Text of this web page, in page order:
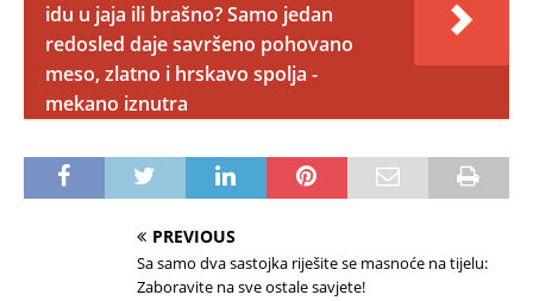
idu u jaja ili brašno? Samo jedan
redosled daje savršeno pohovano
meso, zlatno i hrskavo spolja -
mekano iznutra
PREVIOUS
Sa samo dva sastojka riješite se masnoće na tijelu:
Zaboravite na sve ostale savjete!